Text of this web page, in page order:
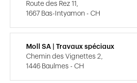
Route des Rez 11,
1667 Bas-Intyamon - CH
Moll SA | Travaux spéciaux
Chemin des Vignettes 2,
1446 Baulmes - CH